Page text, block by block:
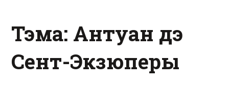
Тэма: Антуан дэ
Сент-Экзюперы